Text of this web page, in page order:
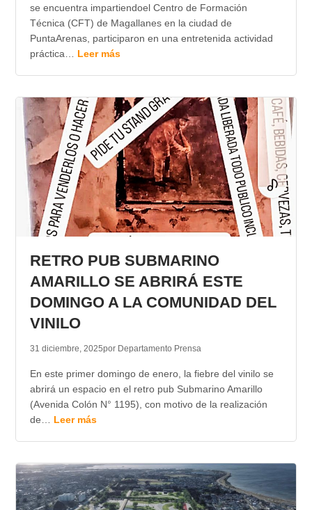
se encuentra impartiendoel Centro de Formación
Técnica (CFT) de Magallanes en la ciudad de
PuntaArenas, participaron en una entretenida actividad
práctica… Leer más
RETRO PUB SUBMARINO
AMARILLO SE ABRIRÁ ESTE
DOMINGO A LA COMUNIDAD DEL
VINILO
31 diciembre, 2025por Departamento Prensa
En este primer domingo de enero, la fiebre del vinilo se
abrirá un espacio en el retro pub Submarino Amarillo
(Avenida Colón N° 1195), con motivo de la realización
de… Leer más